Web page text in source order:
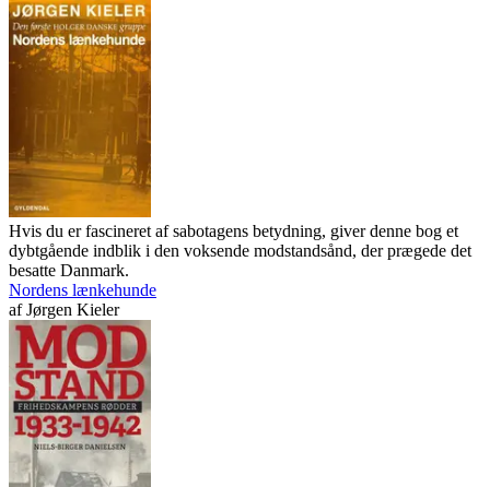
Hvis du er fascineret af sabotagens betydning, giver denne bog et
dybtgående indblik i den voksende modstandsånd, der prægede det
besatte Danmark.
Nordens lænkehunde
afJørgen Kieler